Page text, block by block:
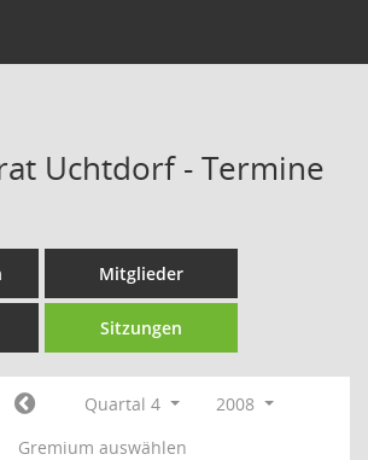
Uchtdorf - Termine
Mitglieder
Sitzungen
Quartal 4
2008
Gremium auswählen